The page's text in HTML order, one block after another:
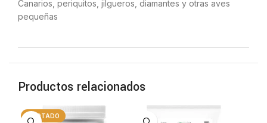
Canarios, periquitos, jilgueros, diamantes y otras aves
pequeñas
Productos relacionados
AGOTADO